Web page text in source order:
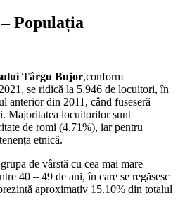
Populația
Târgu Bujor,conform
se ridică la 5.946 de locuitori, în
anterior din 2011, când fuseseră
Majoritatea locuitorilor sunt
de romi (4,71%), iar pentru
etnică.
de vârstă cu cea mai mare
40 – 49 de ani, în care se regăsesc
aproximativ 15.10% din totalul